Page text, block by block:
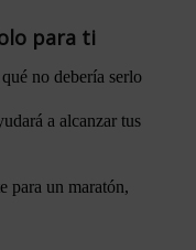
para ti
no debería serlo
a alcanzar tus
para un maratón,